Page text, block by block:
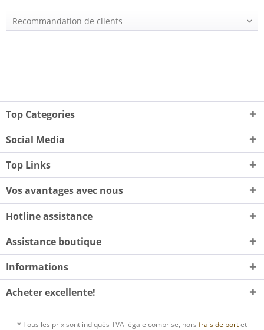
Top Categories
Social Media
Top Links
Vos avantages avec nous
Hotline assistance
Assistance boutique
Informations
Acheter excellente!
* Tous les prix sont indiqués TVA légale comprise, hors frais de portet